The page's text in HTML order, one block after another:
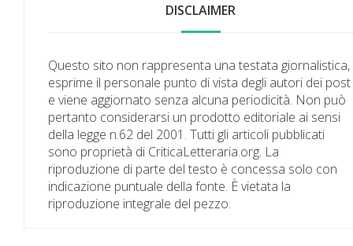
DISCLAIMER
Questo sito non rappresenta una testata giornalistica,
esprime il personale punto di vista degli autori dei post
e viene aggiornato senza alcuna periodicità. Non può
pertanto considerarsi un prodotto editoriale ai sensi
della legge n.62 del 2001. Tutti gli articoli pubblicati
sono proprietà di CriticaLetteraria.org. La
riproduzione di parte del testo è concessa solo con
indicazione puntuale della fonte. È vietata la
riproduzione integrale del pezzo.